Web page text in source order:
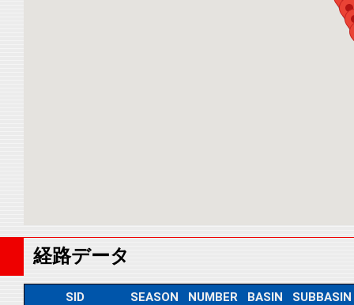
経路データ
SID SEASON NUMBER BASIN
SUBBASIN